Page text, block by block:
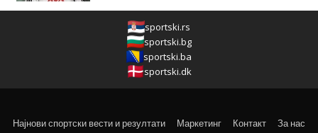
sportski.rs
sportski.bg
sportski.ba
sportski.dk
Најнови спортски вести и резултати Маркетинг Контакт За нас